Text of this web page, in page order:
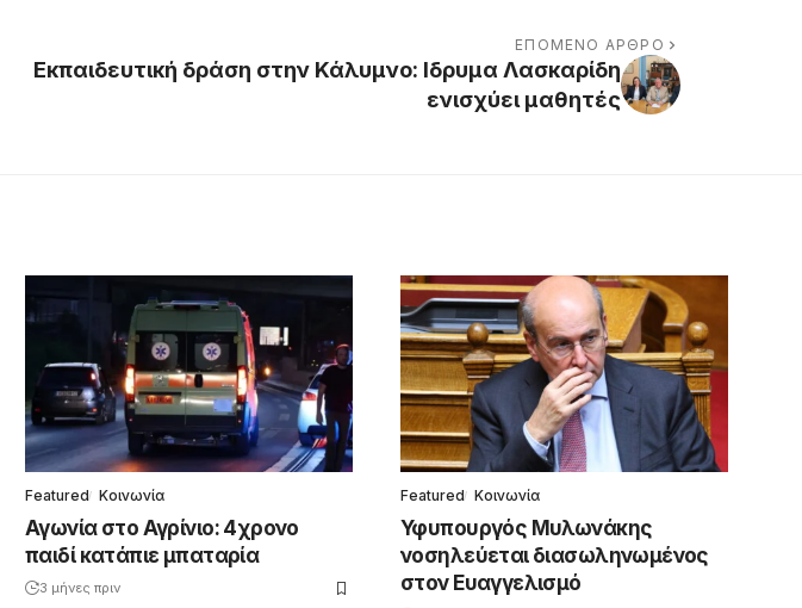
ΕΠΌΜΕΝΟ ΆΡΘΡΟ
Εκπαιδευτική δράση στην Κάλυμνο: Ιδρυμα Λασκαρίδη
ενισχύει μαθητές
Featured Κοινωνία
Αγωνία στο Αγρίνιο: 4χρονο
παιδί κατάπιε μπαταρία
3 μήνες πριν
Featured Κοινωνία
Υφυπουργός Μυλωνάκης
νοσηλεύεται διασωληνωμένος
στον Ευαγγελισμό